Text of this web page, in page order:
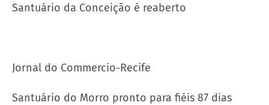
Santuário da Conceição é reaberto
Jornal do Commercio-Recife
Santuário do Morro pronto para fiéis 87 dias